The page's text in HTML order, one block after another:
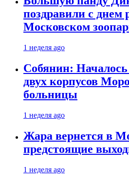
поздравили с днем
Московском
1 неделя ago
Собянин: Началось
двух корпусов
больницы
1 неделя ago
Жара вернется в
предстоящие
1 неделя ago